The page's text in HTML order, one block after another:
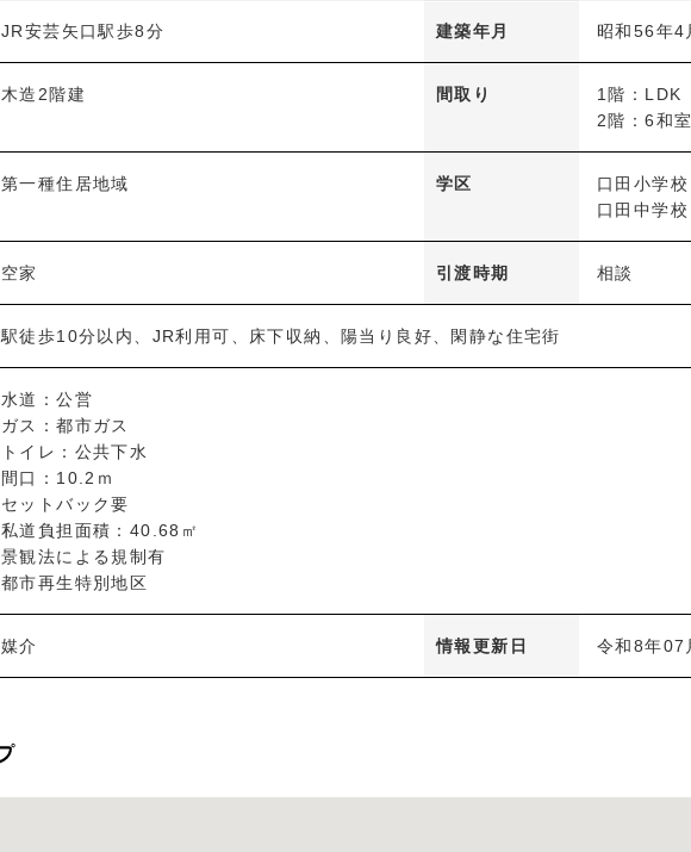
JR安芸矢口駅歩8分 建築年月 昭和56年4
木造2階建 間取り
1階：
2階：6和
第一種住居地域 学区
口田小学校
口田中学校
空家 引渡時期 相談
駅徒歩10分以内、JR利用可、床下収納、陽当り良好、閑静な住宅街
水道：公営
ガス：都市ガス
トイレ：公共下水
間口：10.2ｍ
セットバック要
私道負担面積：40.68㎡
景観法による規制有
都市再生特別地区
媒介 情報更新日 令和8年07